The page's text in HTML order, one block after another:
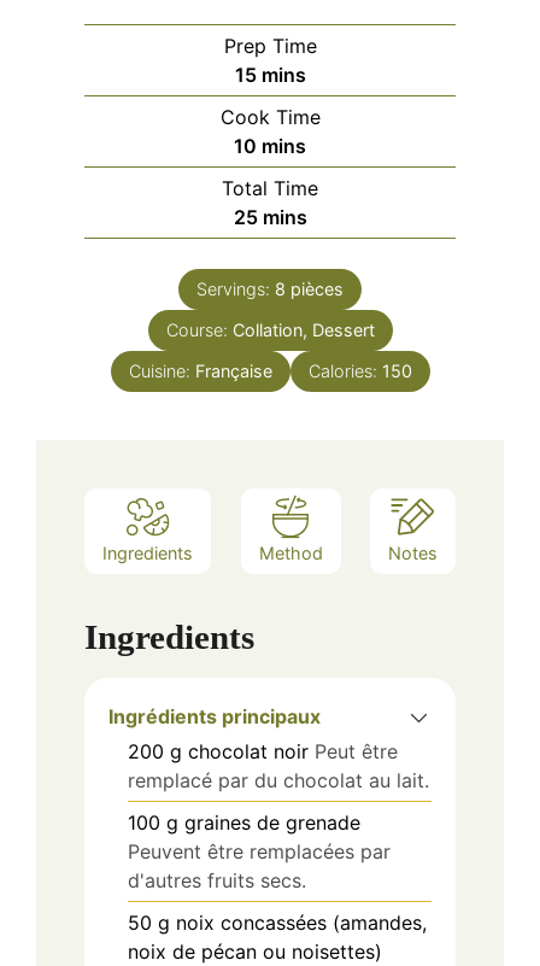
Prep Time
15minutes
mins
Cook Time
10 minutes
mins
Total Time
25minutes
mins
Servings: 8 pièces
Course: Collation, Dessert
Cuisine: Française Calories: 150
Ingredients Method Notes
Ingredients
Ingrédients principaux
200 g chocolat noir Peut être
remplacé par du chocolat au lait.
100 g graines de grenade
Peuvent être remplacées par
d'autres fruits secs.
50 g noix concassées (amandes,
noix de pécan ou noisettes)